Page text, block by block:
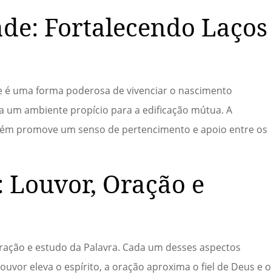
Fortalecendo Laços
uma forma poderosa de vivenciar o nascimento
um ambiente propício para a edificação mútua. A
promove um senso de pertencimento e apoio entre os
Oração e
e estudo da Palavra. Cada um desses aspectos
eleva o espírito, a oração aproxima o fiel de Deus e o